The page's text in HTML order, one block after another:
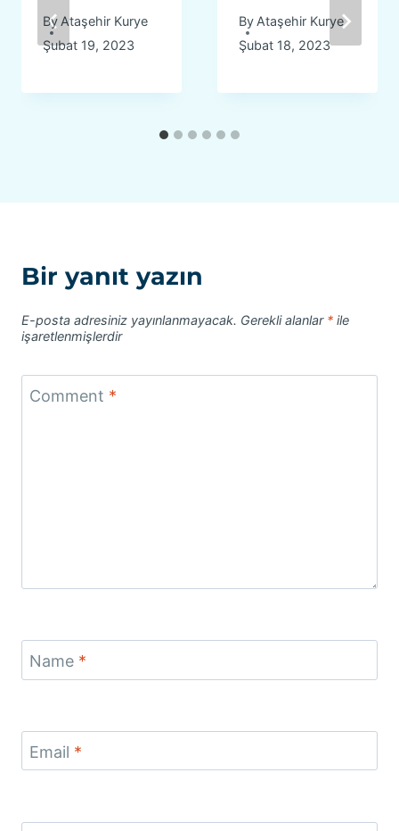
By Ataşehir Kurye
Şubat 19, 2023
By Ataşehir Kurye
Şubat 18, 2023
Bir yanıt yazın
E-posta adresiniz yayınlanmayacak. Gerekli alanlar * ile
işaretlenmişlerdir
Comment *
Name *
Email *